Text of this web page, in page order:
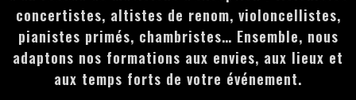
concertistes, altistes de renom, violoncellistes,
pianistes primés, chambristes… Ensemble, nous
adaptons nos formations aux envies, aux lieux et
aux temps forts de votre événement.